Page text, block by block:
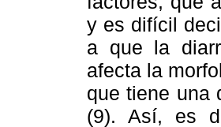
y es difícil
a que la
afecta la
que tiene una
(9). Así, es